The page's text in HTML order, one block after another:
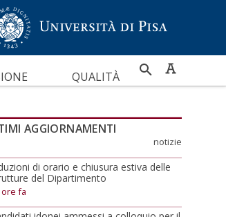
QUALITÀ
RICERCA
PER
AGGIORNAMENTI
notizie
del Dipartimento
ore fa